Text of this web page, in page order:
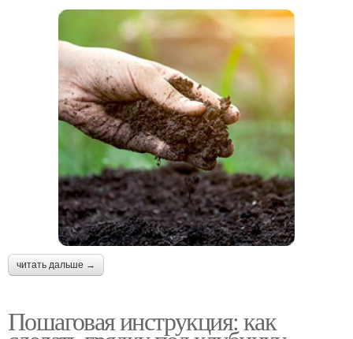
читать дальше →
Пошаговая инструкция: как